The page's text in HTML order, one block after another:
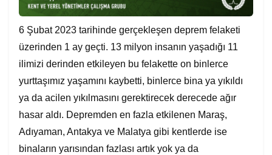
6 Şubat 2023 tarihinde gerçekleşen deprem felaketi
üzerinden 1 ay geçti. 13 milyon insanın yaşadığı 11
ilimizi derinden etkileyen bu felakette on binlerce
yurttaşımız yaşamını kaybetti, binlerce bina ya yıkıldı
ya da acilen yıkılmasını gerektirecek derecede ağır
hasar aldı. Depremden en fazla etkilenen Maraş,
Adıyaman, Antakya ve Malatya gibi kentlerde ise
binaların yarısından fazlası artık yok ya da